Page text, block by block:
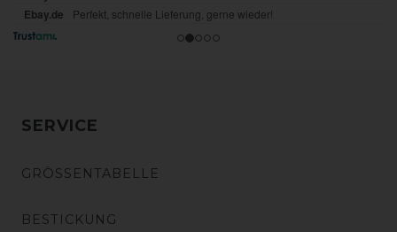
SERVICE
GRÖSSENTABELLE
BESTICKUNG